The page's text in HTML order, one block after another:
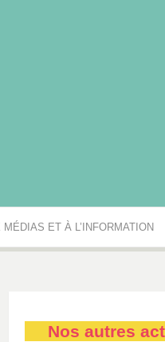
ET À L’INFORMATION
Nos autres